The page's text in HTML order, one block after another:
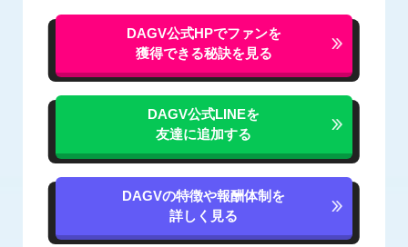
DAGV公式HPでファンを
獲得できる秘訣を見る
DAGV公式LINEを
友達に追加する
DAGVの特徴や報酬体制を
詳しく見る